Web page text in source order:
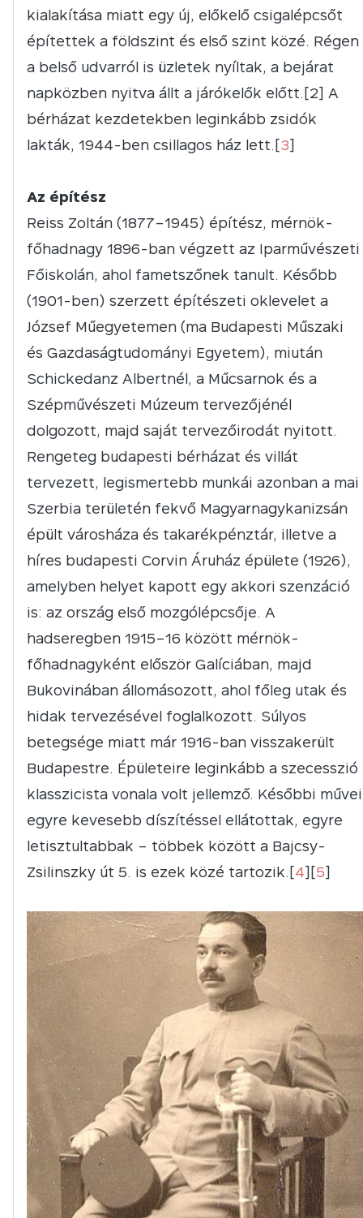
kialakítása miatt egy új, előkelő csigalépcsőt
építettek a földszint és első szint közé. Régen
a belső udvarról is üzletek nyíltak, a bejárat
napközben nyitva állt a járókelők előtt.[2] A
bérházat kezdetekben leginkább zsidók
lakták, 1944-ben csillagos ház lett.[3]
Az építész
Reiss Zoltán (1877–1945) építész, mérnök-
főhadnagy 1896-ban végzett az Iparművészeti
Főiskolán, ahol fametszőnek tanult. Később
(1901-ben) szerzett építészeti oklevelet a
József Műegyetemen (ma Budapesti Műszaki
és Gazdaságtudományi Egyetem), miután
Schickedanz Albertnél, a Műcsarnok és a
Szépművészeti Múzeum tervezőjénél
dolgozott, majd saját tervezőirodát nyitott.
Rengeteg budapesti bérházat és villát
tervezett, legismertebb munkái azonban a mai
Szerbia területén fekvő Magyarnagykanizsán
épült városháza és takarékpénztár, illetve a
híres budapesti Corvin Áruház épülete (1926),
amelyben helyet kapott egy akkori szenzáció
is: az ország első mozgólépcsője. A
hadseregben 1915–16 között mérnök-
főhadnagyként először Galíciában, majd
Bukovinában állomásozott, ahol főleg utak és
hidak tervezésével foglalkozott. Súlyos
betegsége miatt már 1916-ban visszakerült
Budapestre. Épületeire leginkább a szecesszió
klasszicista vonala volt jellemző. Későbbi művei
egyre kevesebb díszítéssel ellátottak, egyre
letisztultabbak – többek között a Bajcsy-
Zsilinszky út 5. is ezek közé tartozik.[4][5]